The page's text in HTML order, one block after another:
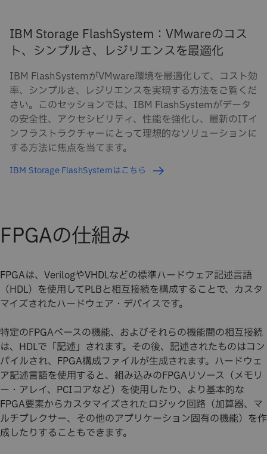
IBM Storage FlashSystem：VMwareのコス
ト、シンプルさ、レジリエンスを最適化
IBM FlashSystemがVMware環境を最適化して、コスト効
率、シンプルさ、レジリエンスを実現する方法をご覧くだ
さい。このセッションでは、IBM FlashSystemがデータ
の安全性、アクセシビリティ、性能を強化し、最新のITイ
ンフラストラクチャーにとって理想的なソリューションに
する方法に焦点を当てます。
IBM Storage FlashSystemはこちら
FPGAの仕組み
FPGAは、VerilogやVHDLなどの標準ハードウェア記述言語
（HDL）を使用してPLBと相互接続を構成することで、カスタ
マイズされたハードウェア・デバイスです。
特定のFPGAベースの機能、およびそれらの機能間の相互接続
は、HDLで「記述」されます。その後、記述されたものはコン
パイルされ、FPGA構成ファイルが生成されます。ハードウェ
ア記述言語を使用すると、組み込みのFPGAリソース（メモリ
ー・アレイ、PCIコアなど）を使用したり、より基本的な
FPGA要素からカスタマイズされたロジック回路（加算器、マ
ルチプレクサー、その他のアプリケーション固有の機能）を作
成したりすることもできます。